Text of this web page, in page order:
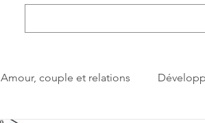
Amour, couple et relations